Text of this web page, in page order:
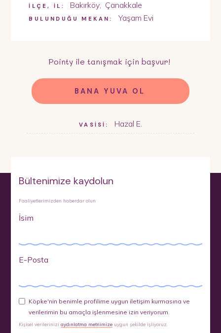
İLÇE, İL: Bakırköy, Çanakkale
BULUNDUĞU MEKAN: Yaşam Evi
Pointy ile tanışmak için başvur!
BANA YUVA OL
VASİSİ: Hazal E.
Bültenimize kaydolun
Faaliyetlerimizden haberdar olun
İsim
E-Posta
Köpke'nin benimle profilime uygun iletişim kurmasına ve
verilerimin bu amaçla işlenmesine izin veriyorum.
Kişisel verileriniziaydınlatma metnimize uygun şekilde işliyoruz.